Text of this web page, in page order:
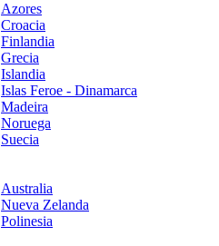
Azores
Croacia
Finlandia
Grecia
Islandia
Islas Feroe - Dinamarca
Madeira
Noruega
Suecia
Australia
Nueva Zelanda
Polinesia